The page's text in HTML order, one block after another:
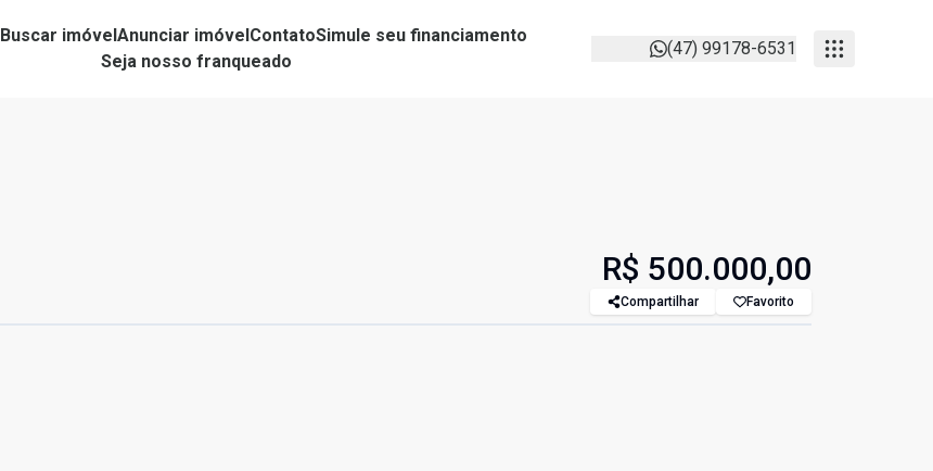
Buscar imóvelAnunciar imóvelContatoSimule seu financiamento
Seja nosso franqueado
(47) 99178-6531
R$ 500.000,00
Compartilhar Favorito